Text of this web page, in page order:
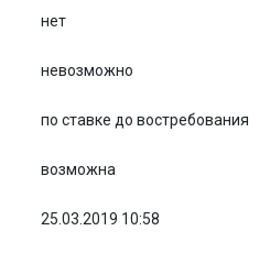
нет
невозможно
по ставке до востребования
возможна
25.03.2019 10:58